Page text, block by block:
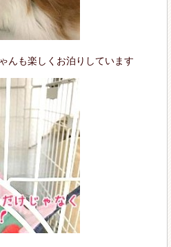
んも楽しくお泊りしています